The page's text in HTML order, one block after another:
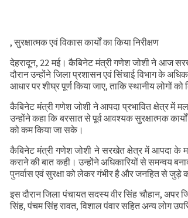
, सुरक्षात्मक एवं विकास कार्यों का किया निरीक्षण
देहरादून, 22 मई। कैबिनेट मंत्री गणेश जोशी ने आज
दौरान उन्होंने जिला प्रशासन एवं सिंचाई विभाग के
आधार पर शीघ्र पूर्ण किया जाए, ताकि स्थानीय लोगों
कैबिनेट मंत्री गणेश जोशी ने आपदा प्रभावित क्षेत्र में
उन्होंने कहा कि बरसात से पूर्व आवश्यक सुरक्षात्मक
को कम किया जा सके।
कैबिनेट मंत्री गणेश जोशी ने सरखेत क्षेत्र में आपदा के
कराने की बात कही। उन्होंने अधिकारियों से समन्वय
पुनर्वास एवं सुरक्षा को लेकर गंभीर है और जनहित से जुड़े
इस दौरान जिला पंचायत सदस्य वीर सिंह चौहान, अपर
सिंह, पंचम सिंह रावत, विशाल पंवार सहित अन्य लोग